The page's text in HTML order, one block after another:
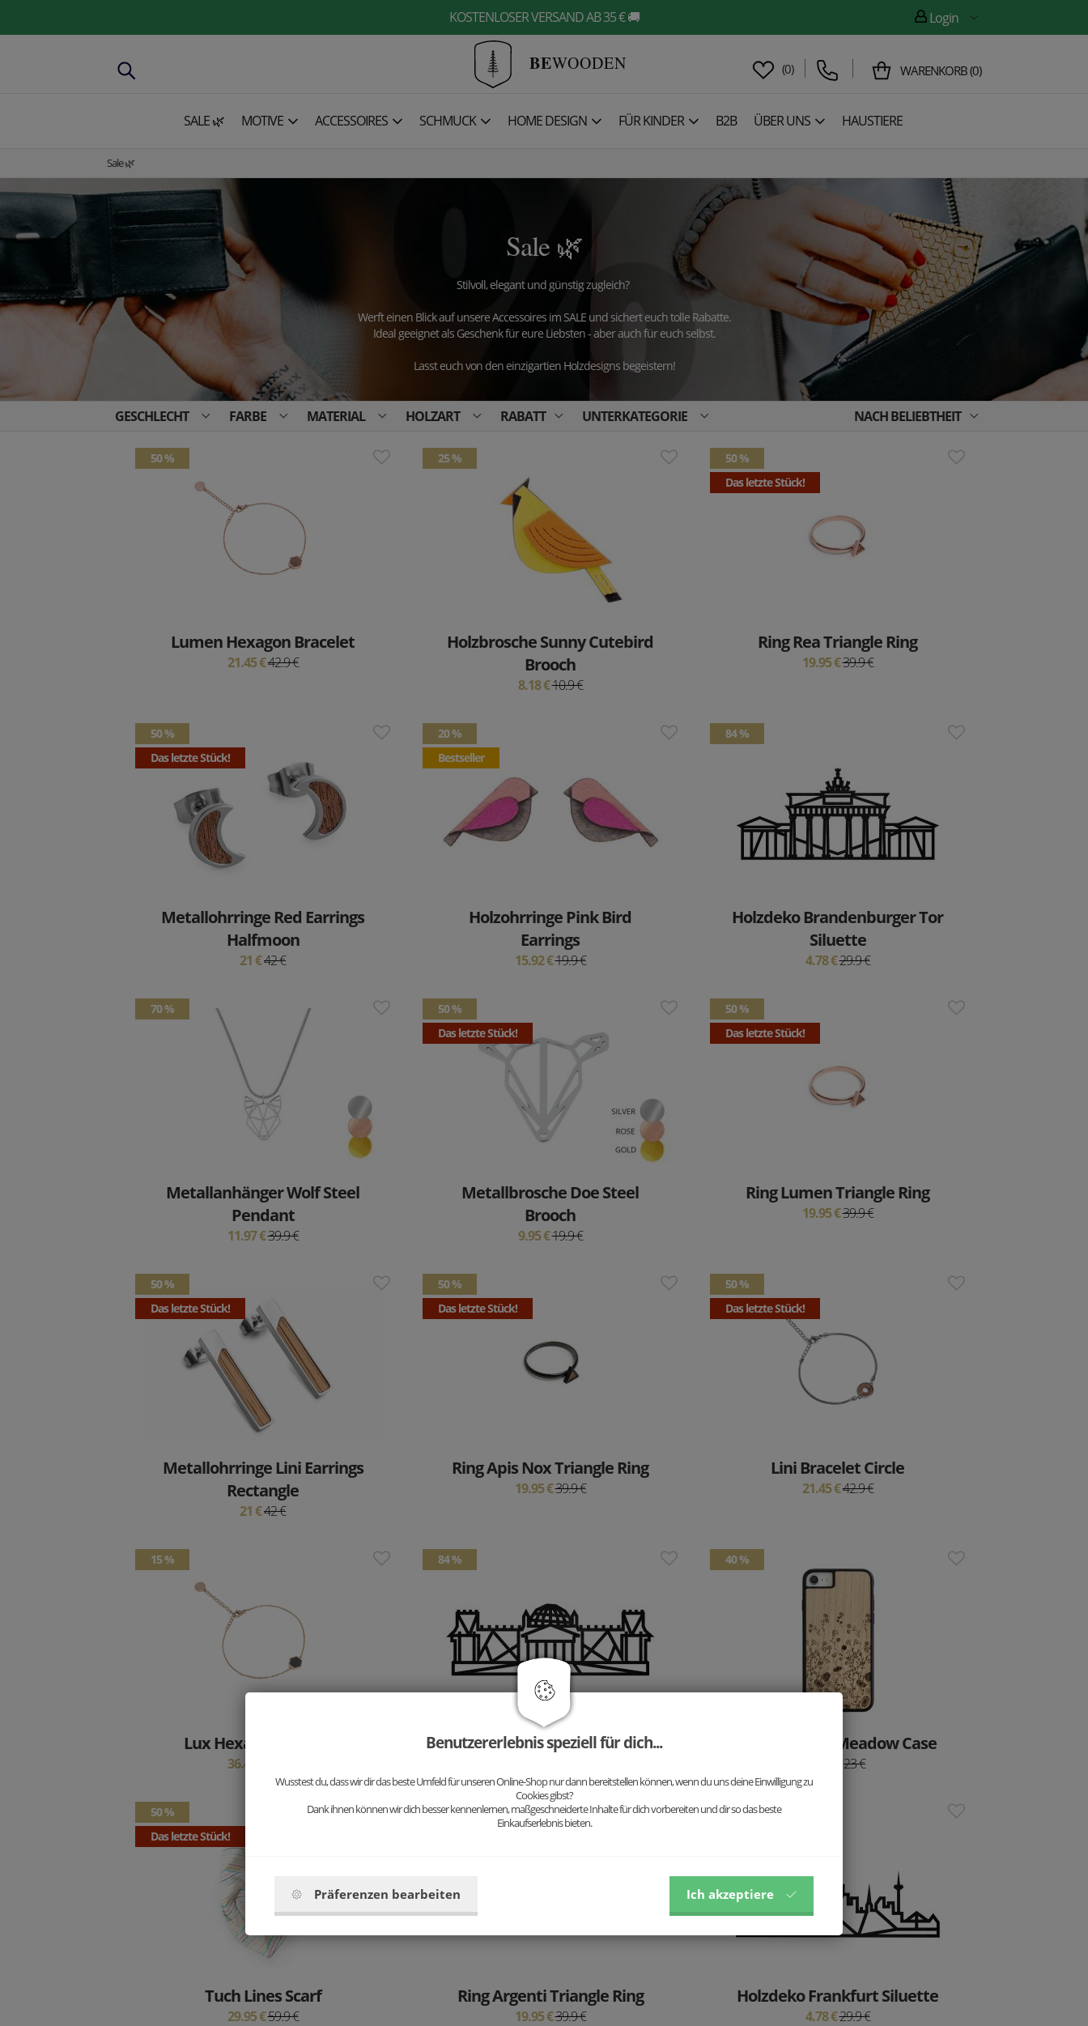
KOSTENLOSER VERSAND AB 35 € 🚚 Login
BEWOODEN (0) WARENKORB(0)
SALE 🌿 MOTIVE ACCESSOIRES SCHMUCK HOME DESIGN FÜR KINDER B2B ÜBER UNS HAUSTIERE
Sale 🌿
Sale 🌿
Stilvoll, elegant und günstig zugleich?
Werft einen Blick auf unsere Accessoires im SALE und sichert euch tolle Rabatte.
Ideal geeignet als Geschenk für eure Liebsten - aber auch für euch selbst.
Lasst euch von den einzigartien Holzdesigns begeistern!
GESCHLECHT FARBE MATERIAL HOLZART RABATT UNTERKATEGORIE NACH BELIEBTHEIT
50 %
Lumen Hexagon Bracelet
21.45 €42.9 €
25 %
Holzbrosche Sunny Cutebird
Brooch
8.18 €10.9 €
50 %
Das letzte Stück!
Ring Rea Triangle Ring
19.95 €39.9 €
50 %
Das letzte Stück!
Metallohrringe Red Earrings
Halfmoon
21 €42 €
20 %
Bestseller
Holzohrringe Pink Bird
Earrings
15.92 €19.9 €
84 %
Holzdeko Brandenburger Tor
Siluette
4.78 €29.9 €
70 %
Metallanhänger Wolf Steel
Pendant
11.97 €39.9 €
50 %
Das letzte Stück!
Metallbrosche Doe Steel
Brooch
9.95 €19.9 €
50 %
Das letzte Stück!
Ring Lumen Triangle Ring
19.95 €39.9 €
50 %
Das letzte Stück!
Metallohrringe Lini Earrings
Rectangle
21 €42 €
50 %
Das letzte Stück!
Ring Apis Nox Triangle Ring
19.95 €39.9 €
50 %
Das letzte Stück!
Lini Bracelet Circle
21.45 €42.9 €
15 %
Lux Hexagon Bracelet
36.46 €
84 %
Holzdeko Reichstag Siluette
40 %
iPhone-Hülle Meadow Case
23 €
50 %
Das letzte Stück!
Tuch Lines Scarf
29.95 €59.9 €
50 %
Ring Argenti Triangle Ring
19.95 €39.9 €
84 %
Holzdeko Frankfurt Siluette
4.78 €29.9 €
Benutzererlebnis speziell für dich...
Wusstest du, dass wir dir das beste Umfeld für unseren Online-Shop nur dann bereitstellen können, wenn du uns deine Einwilligung zu
Cookies gibst?
Dank ihnen können wir dich besser kennenlernen, maßgeschneiderte Inhalte für dich vorbereiten und dir so das beste
Einkaufserlebnis bieten.
Präferenzen bearbeiten Ich akzeptiere